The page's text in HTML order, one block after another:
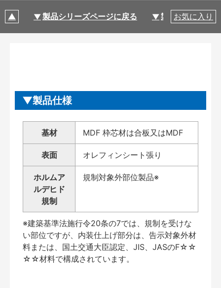
製品シリーズページに戻る 製品仕様
お気に入り
製品仕様
基材 MDF 枠芯材は合板又はMDF
表面 オレフィンシート張り
ホルムア
ルデヒド
規制
規制対象外部位製品※
※建築基準法施行令20条の7では、規制を受けな
い部位ですが、内装仕上げ部分は、告示対象外材
料または、国土交通大臣認定、JIS、JASのF☆☆
☆☆材料で構成されています。